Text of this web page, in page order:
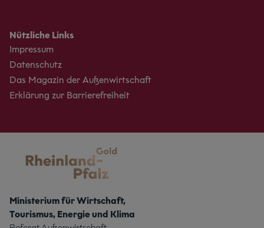
Nützliche Links
Impressum
Datenschutz
Das Magazin der Außenwirtschaft
Erklärung zur Barrierefreiheit
Ministerium für Wirtschaft,
Tourismus, Energie und Klima